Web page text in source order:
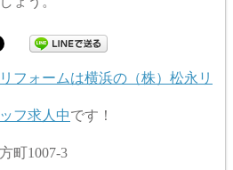
フォームは横浜の（株）松永リ
フ求人中です！
町1007-3